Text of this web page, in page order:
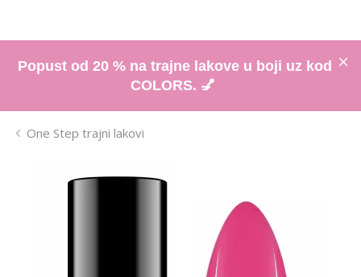
Popust od 20 % na trajne lakove u boji uz kod
COLORS. 💅
One Step trajni lakovi